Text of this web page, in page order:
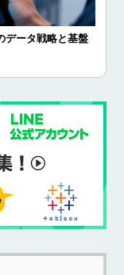
データ戦略と基盤